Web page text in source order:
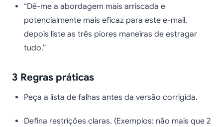
“Dê-me a abordagem mais arriscada e
potencialmente mais eficaz para este e-mail,
depois liste as três piores maneiras de estragar
tudo.”
3 Regras práticas
Peça a lista de falhas antes da versão corrigida.
Defina restrições claras. (Exemplos: não mais que 2